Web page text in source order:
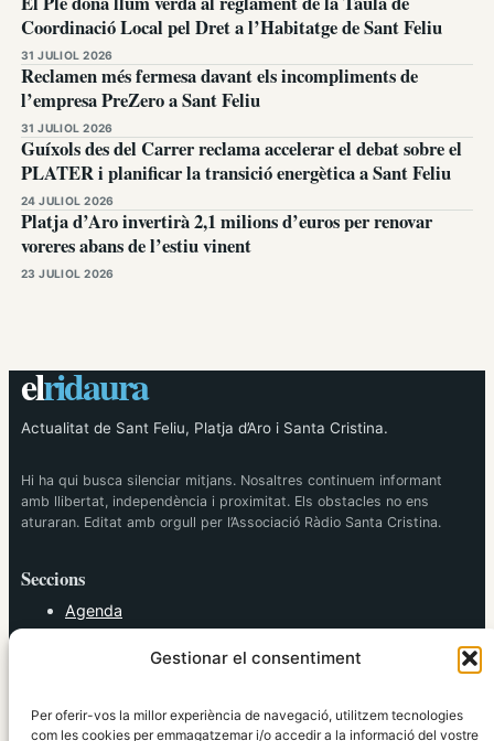
Gestionar el consentiment
Per oferir-vos la millor experiència de navegació, utilitzem tecnologies
com les cookies per emmagatzemar i/o accedir a la informació del vostre
Coordinació Local pel Dret a l’Habitatge de Sant Feliu
31 JULIOL 2026
Reclamen més fermesa davant els incompliments de
l’empresa PreZero a Sant Feliu
31 JULIOL 2026
Guíxols des del Carrer reclama accelerar el debat sobre el
PLATER i planificar la transició energètica a Sant Feliu
24 JULIOL 2026
Platja d’Aro invertirà 2,1 milions d’euros per renovar
voreres abans de l’estiu vinent
23 JULIOL 2026
elridaura
Actualitat de Sant Feliu, Platja d’Aro i Santa Cristina.
Hi ha qui busca silenciar mitjans. Nosaltres continuem informant
amb llibertat, independència i proximitat. Els obstacles no ens
aturaran. Editat amb orgull per l’Associació Ràdio Santa Cristina.
Seccions
Agenda
Política
Societat